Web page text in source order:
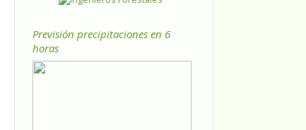
Previsión precipitaciones en 6
horas